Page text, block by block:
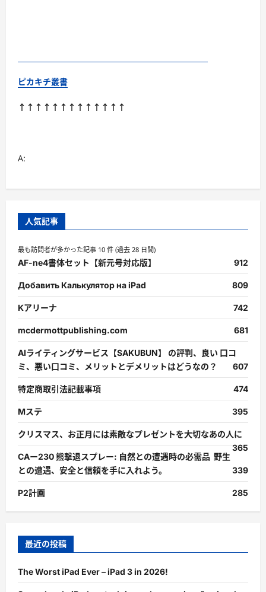
ピカキチ叢書
↑↑↑↑↑↑↑↑↑↑↑↑↑
A:
人気記事
最も訪問者が多かった記事 10 件 (過去 28 日間)
AF-ne4書体セット【新元号対応版】 912
Добавить Калькулятор на iPad 809
Kアリーナ 742
mcdermottpublishing.com 681
AIライティングサービス【SAKUBUN】 の評判、良い 口コ
ミ、悪い口コミ、メリットとデメリットはどうなの？
607
特定商取引法記載事項 474
Mステ 395
クリスマス、お正月には素敵なプレゼントを大切なあの人に
365
CAー230 熊撃退スプレー: 自然との遭遇時の必需品 野生
との遭遇、安全と信頼を手に入れよう。
339
P2計画 285
最近の投稿
The Worst iPad Ever – iPad 3 in 2026!